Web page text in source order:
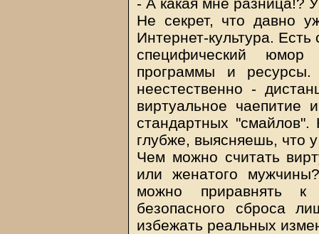
Не секрет, что давно
Интернет-культура.
специфический
программы и
неестественно -
виртуальное чаепитие
стандартных
глубже, выясняешь, что
Чем можно считать
или женатого
можно приравнять
безопасного сброса
избежать реальных